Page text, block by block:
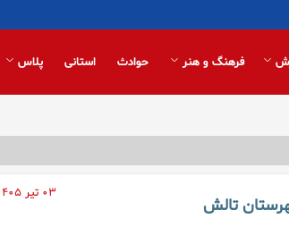
فرهنگ و هنر حوادث استانی پلاس
۰۳ تیر ۱۴۰۵